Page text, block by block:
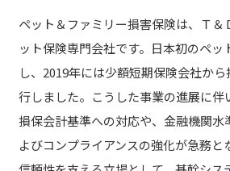
ペット＆ファミリー損害保険は、Ｔ＆
ット保険専門会社です。日本初のペッ
し、2019年には少額短期保険会社か
行しました。こうした事業の進展に伴
損保会計基準への対応や、金融機関水
よびコンプライアンスの強化が急務と